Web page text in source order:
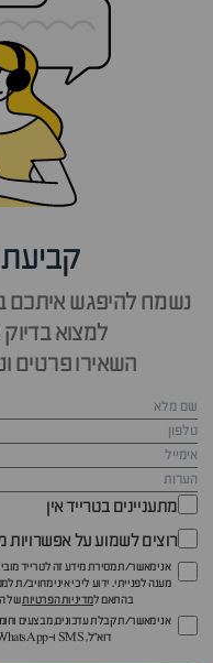
קביעת
נשמח להיפגש איתכם
למצוא
השאירו פרטים
מתעניינים בטרייד אין
רוצים לשמוע על אפשרויות
אני מאשר/ת מסירת מידע זה לטרייד
מענה לפנייתי. ידוע לי כי איני מחויב/ת
בהתאם למדיניות הפרטיותשל
אני מאשר/ת קבלת עדכונים, מבצעים
דוא״ל, SMS ו-WhatsApp. ידוע לי כי באפשרותי לבטל הסכמה זו בכל עת.